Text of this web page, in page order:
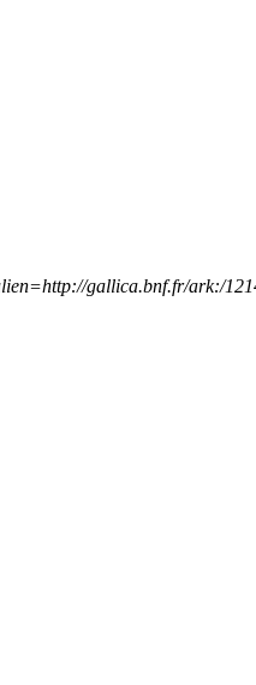
gallica.bnf.fr/ark:/